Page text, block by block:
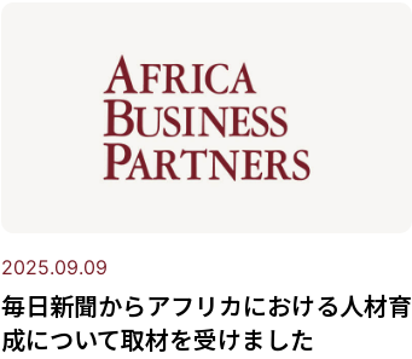
2025.09.09
毎日新聞からアフリカにおける人材育
成について取材を受けました